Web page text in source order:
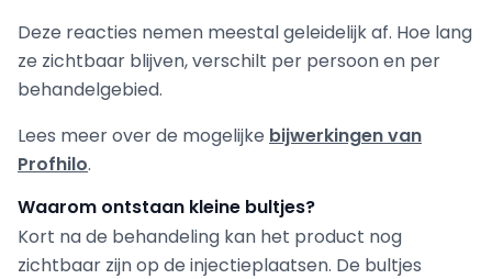
Deze reacties nemen meestal geleidelijk af. Hoe lang
ze zichtbaar blijven, verschilt per persoon en per
behandelgebied.
Lees meer over de mogelijke bijwerkingen van
Profhilo.
Waarom ontstaan kleine bultjes?
Kort na de behandeling kan het product nog
zichtbaar zijn op de injectieplaatsen. De bultjes